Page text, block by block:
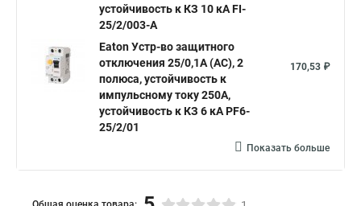
устойчивость к КЗ 10 кА FI-
25/2/003-A
Eaton Устр-во защитного
отключения 25/0,1А (АС), 2
полюса, устойчивость к
импульсному току 250А,
устойчивость к КЗ 6 кА PF6-
25/2/01
170,53 ₽
Показать больше